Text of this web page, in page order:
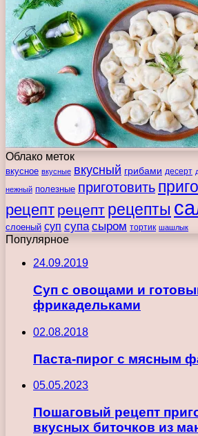
Облако меток
вкусное вкусные вкусный грибами десерт
нежный полезные приготовить
рецепт рецепт рецепты
слоеный суп супа сыром тортик шашлык
Популярное
24.09.2019
Суп с овощами и
фрикадельками
02.08.2018
Паста-пирог с мясным
05.05.2023
Пошаговый рецепт
вкусных биточков из